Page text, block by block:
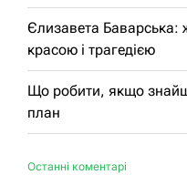
Єлизавета Баварська:
красою і трагедією
Що робити, якщо
план
Останні коментарі